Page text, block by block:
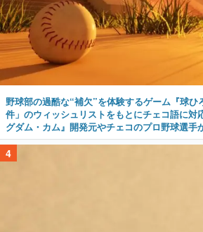
野球部の過酷な“補欠”を体験するゲーム『球
件」のウィッシュリストをもとにチェコ語に対
グダム・カム』開発元やチェコのプロ野球選手
4